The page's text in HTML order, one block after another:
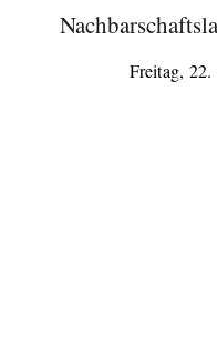
Freitag,